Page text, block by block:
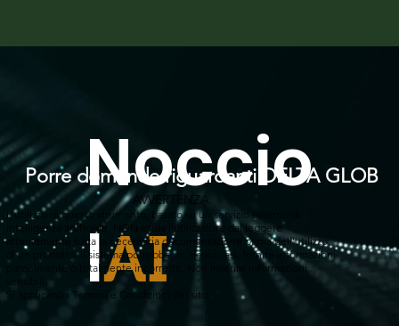
Noccio
lAI
Porre domande riguardanti DELTA GLOB
AVVERTENZA
L'utilizzo di questo strumento, basato su un servizio esterno di
intelligenza artificiale, NON esula l'utilizzatore dal leggere
attentamente tutta la necessaria documentazione prima dell'utilizzo
di un prodotto. Il sistema potrebbe, in alcuni casi, fornire informazioni
parzialmente o totalmente incorrette. Non inserire informazioni
sensibili.
Si applicano i Termini e Condizioni del sito.